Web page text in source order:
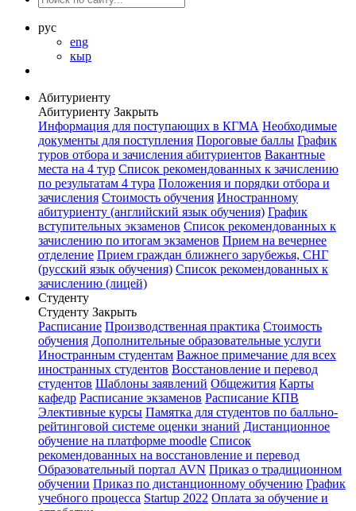
рус
eng
кыр
Абитуриенту
Абитуриенту Закрыть
Информация для поступающих в КГМА Необходимые
документы для поступления Пороговые баллы График
туров отбора и зачисления абитуриентов Вакантные
места на 4 тур Список рекомендованных к зачислению
по результатам 4 тура Положения и порядки отбора и
зачисления Стоимость обучения Иностранному
абитуриенту (английский язык обучения) График
вступительных экзаменов Список рекомендованных к
зачислению по итогам экзаменов Прием на вечернее
отделение Прием граждан ближнего зарубежья, СНГ
(русский язык обучения) Список рекомендованных к
зачислению (лицей)
Студенту
Студенту Закрыть
Расписание Производственная практика Стоимость
обучения Дополнительные образовательные услуги
Иностранным студентам Важное примечание для всех
иностранных студентов Восстановление и перевод
студентов Шаблоны заявлений Общежития Карты
кафедр Расписание экзаменов Расписание КПВ
Элективные курсы Памятка для студентов по балльно-
рейтинговой системе оценки знаний Дистанционное
обучение на платформе moodle Список
рекомендованных на восстановление и перевод
Образовательный портал AVN Приказ о традиционном
обучении Приказ по дистанционному обучению График
учебного процесса Startup 2022 Оплата за обучение и